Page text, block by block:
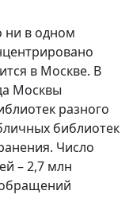
ни в одном
в Москве. В
Москвы
разного
библиотек
Число
– 2,7 млн